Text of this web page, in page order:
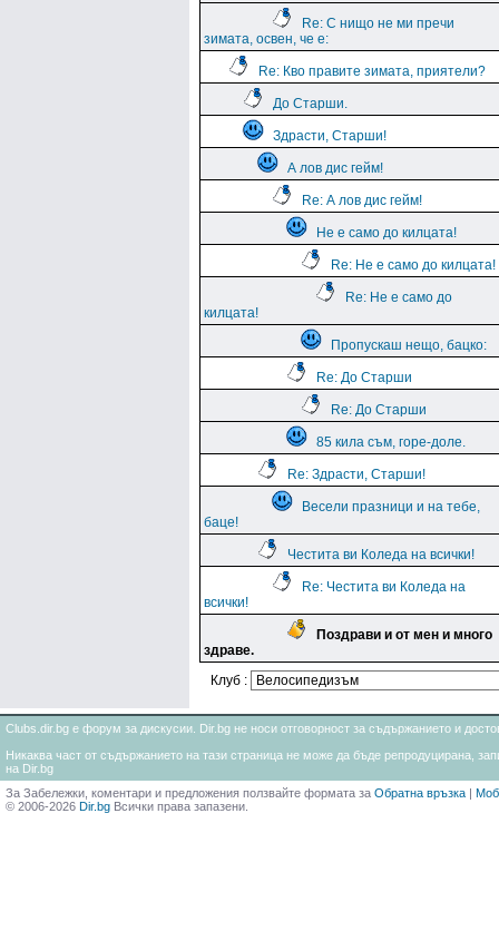
Re: С нищо не ми пречи
зимата, освен, че е:
Re: Кво правите зимата, приятели?
До Старши.
Здрасти, Старши!
А лов дис гейм!
Re: А лов дис гейм!
Не е само до килцата!
Re: Не е само до килцата!
Re: Не е само до
килцата!
Пропускаш нещо, бацко:
Re: До Старши
Re: До Старши
85 кила съм, горе-доле.
Re: Здрасти, Старши!
Весели празници и на тебе,
баце!
Честита ви Коледа на всички!
Re: Честита ви Коледа на
всички!
Поздрави и от мен и много
здраве.
Клуб :
Clubs.dir.bg е форум за дискусии. Dir.bg не носи отговорност за съдържанието и
Никаква част от съдържанието на тази страница не може да бъде репродуцирана,
на Dir.bg
За Забележки, коментари и предложения ползвайте формата за Обратна връзка |
© 2006-2026 Dir.bg Всички права запазени.